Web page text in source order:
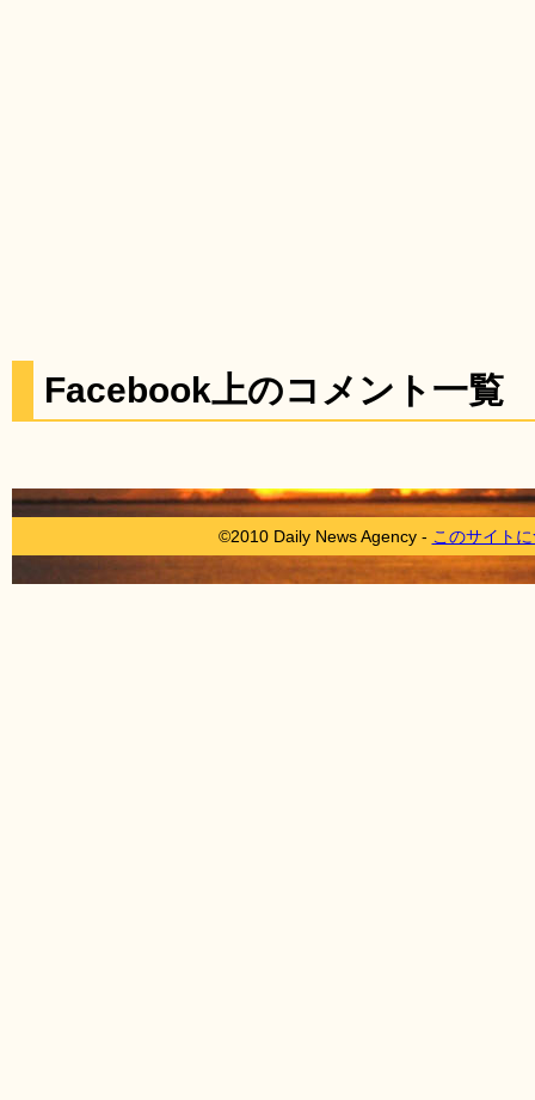
Facebook上のコメント一覧
©2010 Daily News Agency - このサイト